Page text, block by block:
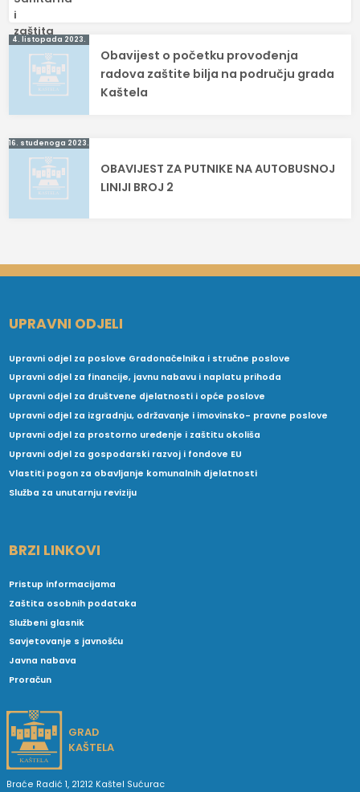
Navigacija
objava
4. listopada 2023.
Obavijest o početku provođenja
radova zaštite bilja na području grada
Kaštela
16. studenoga 2023.
OBAVIJEST ZA PUTNIKE NA AUTOBUSNOJ
LINIJI BROJ 2
UPRAVNI ODJELI
Upravni odjel za poslove Gradonačelnika i stručne poslove
Upravni odjel za financije, javnu nabavu i naplatu prihoda
Upravni odjel za društvene djelatnosti i opće poslove
Upravni odjel za izgradnju, održavanje i imovinsko- pravne poslove
Upravni odjel za prostorno uređenje i zaštitu okoliša
Upravni odjel za gospodarski razvoj i fondove EU
Vlastiti pogon za obavljanje komunalnih djelatnosti
Služba za unutarnju reviziju
BRZI LINKOVI
Pristup informacijama
Zaštita osobnih podataka
Službeni glasnik
Savjetovanje s javnošću
Javna nabava
Proračun
GRAD
KAŠTELA
Braće Radić 1, 21212 Kaštel Sućurac